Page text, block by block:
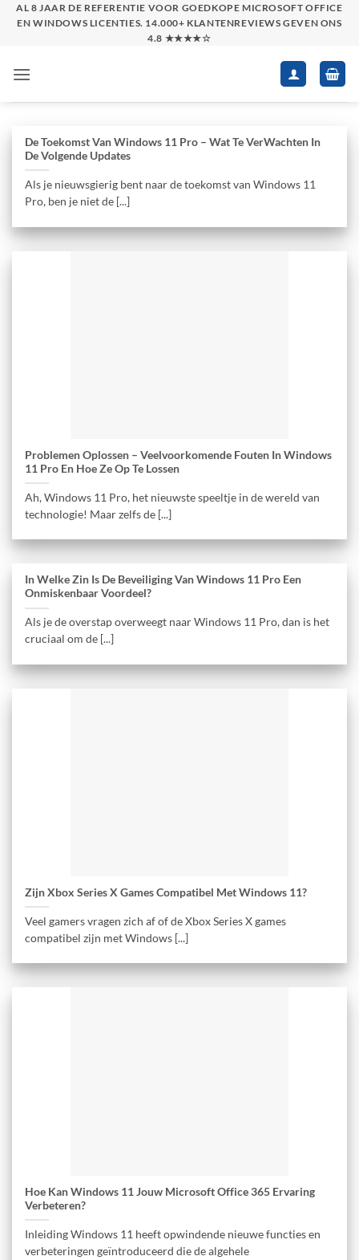
SkipAL 8 JAAR DE REFERENTIE VOOR GOEDKOPE MICROSOFT OFFICE
EN WINDOWS LICENTIES. 14.000+ KLANTENREVIEWS GEVEN ONS
4.8 ★★★★☆
De Toekomst Van Windows 11 Pro – Wat Te VerWachten In
De Volgende Updates
Als je nieuwsgierig bent naar de toekomst van Windows 11
Pro, ben je niet de [...]
Problemen Oplossen – Veelvoorkomende Fouten In Windows
11 Pro En Hoe Ze Op Te Lossen
Ah, Windows 11 Pro, het nieuwste speeltje in de wereld van
technologie! Maar zelfs de [...]
In Welke Zin Is De Beveiliging Van Windows 11 Pro Een
Onmiskenbaar Voordeel?
Als je de overstap overweegt naar Windows 11 Pro, dan is het
cruciaal om de [...]
Zijn Xbox Series X Games Compatibel Met Windows 11?
Veel gamers vragen zich af of de Xbox Series X games
compatibel zijn met Windows [...]
Hoe Kan Windows 11 Jouw Microsoft Office 365 Ervaring
Verbeteren?
Inleiding Windows 11 heeft opwindende nieuwe functies en
verbeteringen geïntroduceerd die de algehele